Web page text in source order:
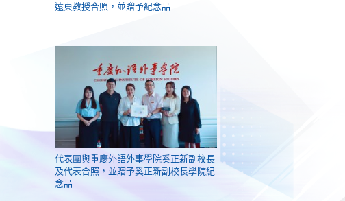
遠東教授合照，並贈予紀念品
代表團與重慶外語外事學院奚正新副校長
及代表合照，並贈予奚正新副校長學院紀
念品